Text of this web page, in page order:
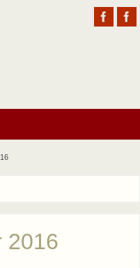
2016